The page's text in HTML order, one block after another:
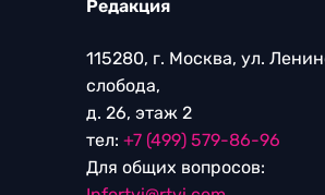
Редакция
115280, г. Москва, ул.
слобода,
д. 26, этаж 2
тел: +7 (499) 579-86-96
Для общих вопросов: